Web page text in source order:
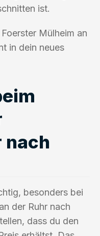
ist.
Mülheim an
in dein neues
nach
besonders bei
der Ruhr nach
dass du den